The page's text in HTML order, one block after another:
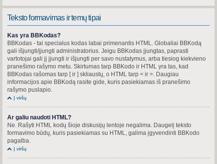
Teksto formavimas ir temų tipai
Kas yra BBKodas?
BBKodas - tai specialus kodas labai primenantis HTML. Globaliai BBKodą
gali išjungti/įjungti administratorius. Jeigu BBKodas įjungtas, paprasti
vartotojai gali jį įjungti ir išjungti per savo nustatymus, arba tiesiog kiekvieno
pranešimo rašymo metu. Skirtumas tarp BBKodo ir HTML yra tas, kad
BBKodas rašomas tarp [ ir ] skliaustų, o HTML tarp < ir >. Daugiau
informacijos apie BBKodą rasite gide, kuris pasiekiamas iš pranešimo
rašymo puslapio.
Į viršų
Ar galiu naudoti HTML?
Ne. Rašyti HTML kodų šioje diskusijų lentoje negalima. Daugelį teksto
formavimo būdų, kuris pasiekiamas su HTML, galima įgyvendinti BBKodo
pagalba.
Į viršų